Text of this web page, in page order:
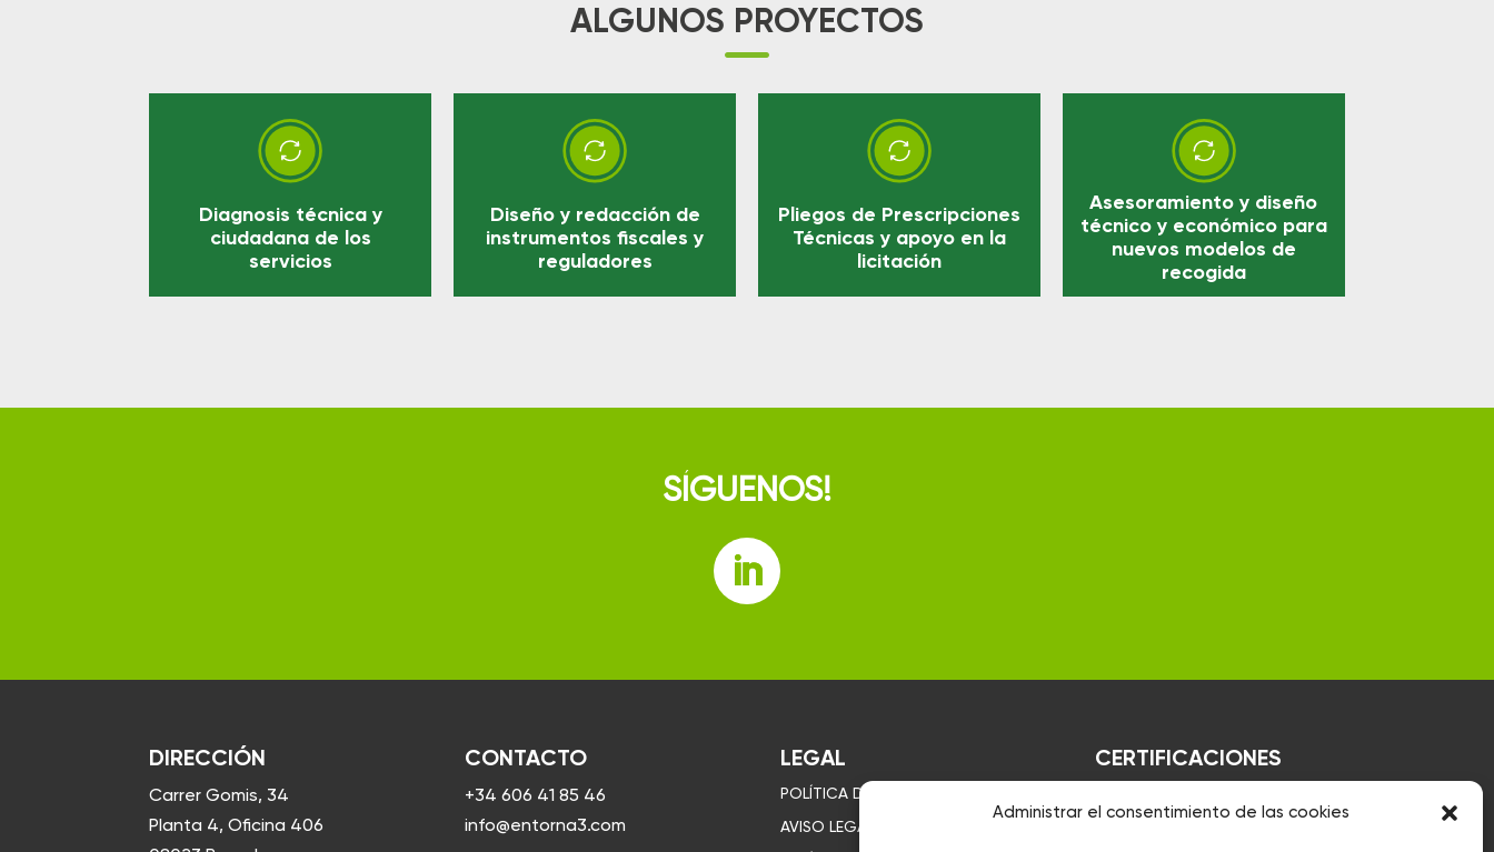
Administrar el consentimiento de las cookies
ALGUNOS PROYECTOS

Diagnosis técnica y
ciudadana de los
servicios
Diseño y redacción de
instrumentos fiscales y
reguladores
Pliegos de Prescripciones
Técnicas y apoyo en la
licitación
Asesoramiento y diseño
técnico y económico para
nuevos modelos de
recogida
SÍGUENOS!
DIRECCIÓN
Carrer Gomis, 34
Planta 4, Oficina 406
CONTACTO
+34 606 41 85 46
info@entorna3.com
LEGAL
POLÍTICA DE PRIVACIDAD
AVISO LEGAL
CERTIFICACIONES